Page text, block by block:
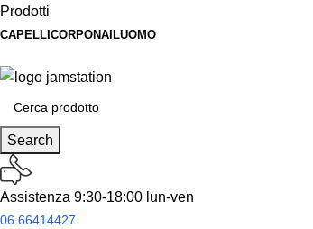
Prodotti
CAPELLI CORPONAILUOMO
Search
Assistenza 9:30-18:00 lun-ven
06.66414427